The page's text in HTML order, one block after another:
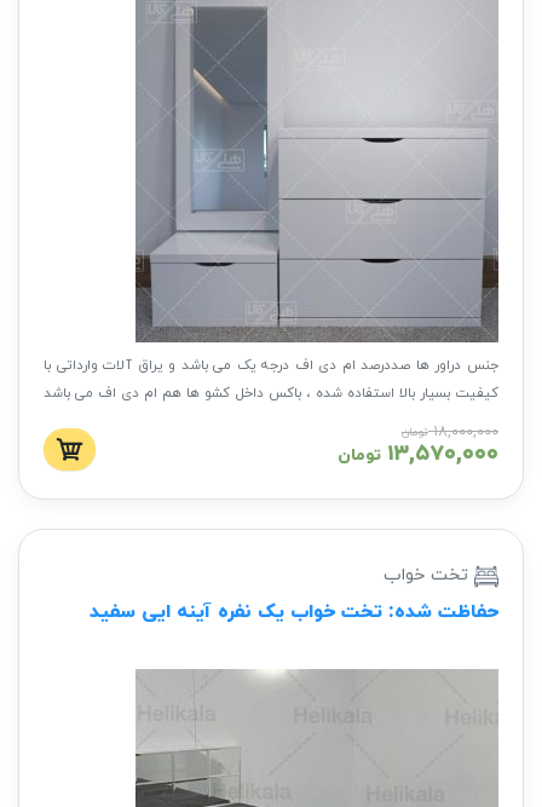
جنس دراور ها صددرصد ام دی اف درجه یک می باشد و یراق آلات وارداتی با
کیفیت بسیار بالا استفاده شده ، باکس داخل کشو ها هم ام دی اف می باشد
با کیفیتی بی نظیر و طول عمر بالا
۱۸,۰۰۰,۰۰۰ تومان
۱۳,۵۷۰,۰۰۰ تومان
تخت خواب
حفاظت شده: تخت خواب یک نفره آینه ایی سفید